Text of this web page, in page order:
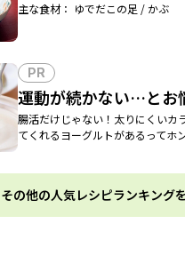
主な食材： ゆでだこの足 / かぶ
PR
運動が続かない…とお
腸活だけじゃない！太りにくいカ
てくれるヨーグルトがあるってホ
の他の人気レシピランキング